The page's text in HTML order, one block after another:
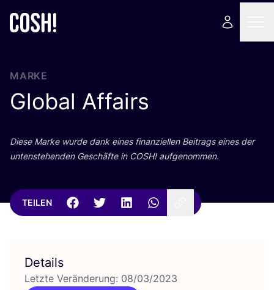
MARKE
Global Affairs
Die­se Mar­ke wur­de dank eines finan­zi­el­len Bei­trags eines der
unten­ste­hen­den Geschäf­te in COSH! aufgenommen.
TEILEN
Details
Letzte Veränderung: 08/03/2023